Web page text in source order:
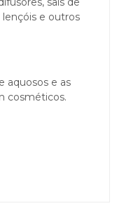
e outros
aquosos e as
cosméticos.